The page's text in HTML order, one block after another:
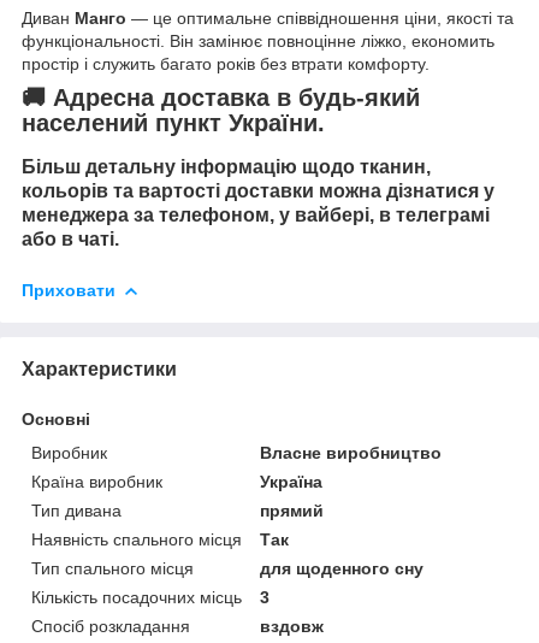
Диван Манго — це оптимальне співвідношення ціни, якості та
функціональності. Він замінює повноцінне ліжко, економить
простір і служить багато років без втрати комфорту.
🚚 Адресна доставка в будь-який
населений пункт України.
Більш детальну інформацію щодо тканин,
кольорів та вартості доставки можна дізнатися у
менеджера за телефоном, у вайбері, в телеграмі
або в чаті.
Приховати
Характеристики
Основні
Виробник
Власне виробництво
Країна виробник
Україна
Тип дивана
прямий
Наявність спального місця
Так
Тип спального місця
для щоденного сну
Кількість посадочних місць
3
Спосіб розкладання
вздовж